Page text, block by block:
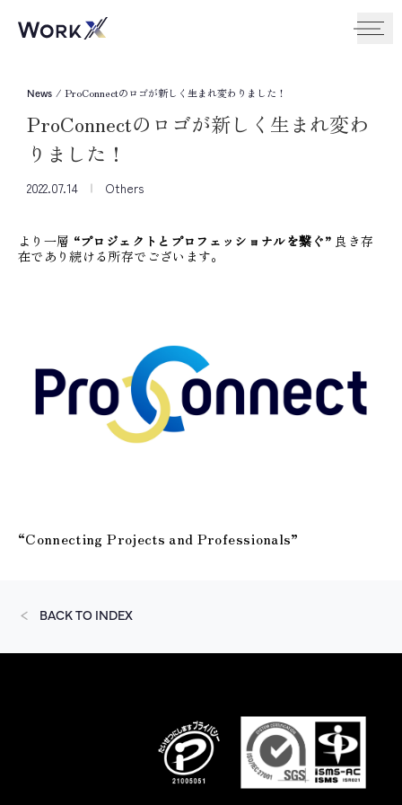
News / ProConnectのロゴが新しく生まれ変わりました！
ProConnectのロゴが新しく生まれ変わ
りました！
2022.07.14 Others
より一層 “プロジェクトとプロフェッショナルを繋ぐ” 良き存
在であり続ける所存でございます。
“Connecting Projects and Professionals”
BACK TO INDEX